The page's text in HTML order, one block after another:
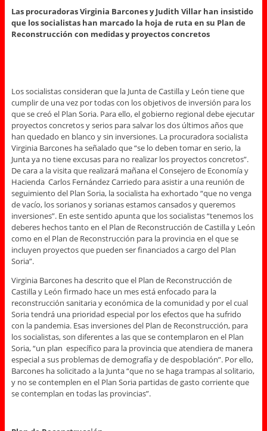
Las procuradoras Virginia Barcones y Judith Villar han insistido
que los socialistas han marcado la hoja de ruta en su Plan de
Reconstrucción con medidas y proyectos concretos
Los socialistas consideran que la Junta de Castilla y León tiene que
cumplir de una vez por todas con los objetivos de inversión para los
que se creó el Plan Soria. Para ello, el gobierno regional debe ejecutar
proyectos concretos y serios para salvar los dos últimos años que
han quedado en blanco y sin inversiones. La procuradora socialista
Virginia Barcones ha señalado que “se lo deben tomar en serio, la
Junta ya no tiene excusas para no realizar los proyectos concretos”.
De cara a la visita que realizará mañana el Consejero de Economía y
Hacienda Carlos Fernández Carriedo para asistir a una reunión de
seguimiento del Plan Soria, la socialista ha exhortado “que no venga
de vacío, los sorianos y sorianas estamos cansados y queremos
inversiones”. En este sentido apunta que los socialistas “tenemos los
deberes hechos tanto en el Plan de Reconstrucción de Castilla y León
como en el Plan de Reconstrucción para la provincia en el que se
incluyen proyectos que pueden ser financiados a cargo del Plan
Soria”.
Virginia Barcones ha descrito que el Plan de Reconstrucción de
Castilla y León firmado hace un mes está enfocado para la
reconstrucción sanitaria y económica de la comunidad y por el cual
Soria tendrá una prioridad especial por los efectos que ha sufrido
con la pandemia. Esas inversiones del Plan de Reconstrucción, para
los socialistas, son diferentes a las que se contemplaron en el Plan
Soria, “un plan específico para la provincia que atendiera de manera
especial a sus problemas de demografía y de despoblación”. Por ello,
Barcones ha solicitado a la Junta “que no se haga trampas al solitario,
y no se contemplen en el Plan Soria partidas de gasto corriente que
se contemplan en todas las provincias”.